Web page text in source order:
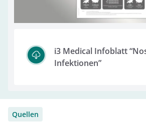
i3 Medical Infoblatt
Infektionen”
Quellen